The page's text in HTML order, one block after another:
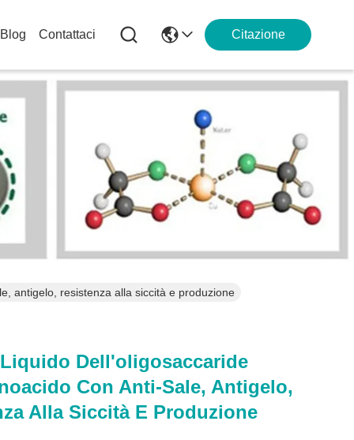
Blog Contattaci Citazione
antigelo, resistenza alla siccità e produzione
Dell'oligosaccaride
Con Anti-Sale, Antigelo,
Alla Siccità E Produzione